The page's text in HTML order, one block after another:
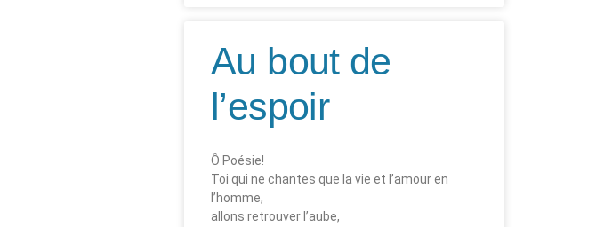
Au bout de
l’espoir
Ô Poésie!
Toi qui ne chantes que la vie et l’amour en
l’homme,
allons retrouver l’aube,